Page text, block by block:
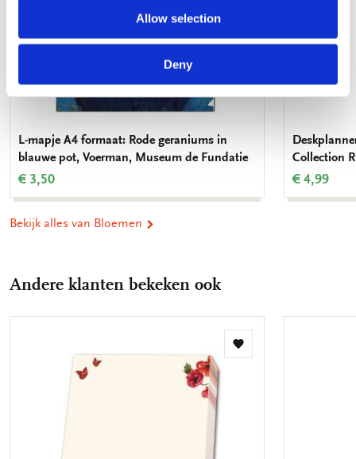
Allow selection
Deny
L-mapje A4 formaat: Rode geraniums in
blauwe pot, Voerman, Museum de Fundatie
€ 3,50
Collection
€ 4,99
Bekijk alles van Bloemen
Andere klanten bekeken ook
Toevoegen